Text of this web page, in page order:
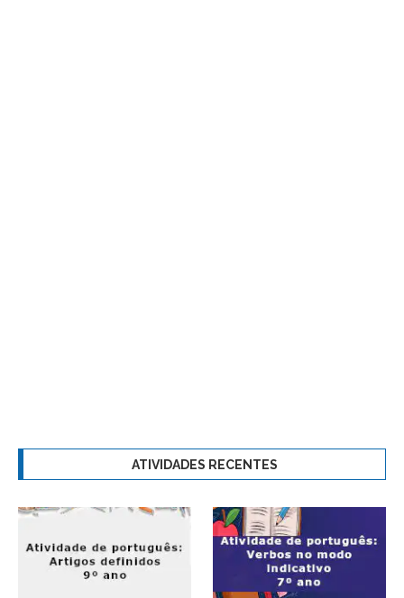
ATIVIDADES RECENTES